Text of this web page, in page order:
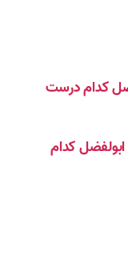
کدام درست
ابولفضل کدام